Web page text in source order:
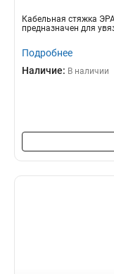
Кабельная стяжка
предназначен для
Подробнее
Наличие: В наличии